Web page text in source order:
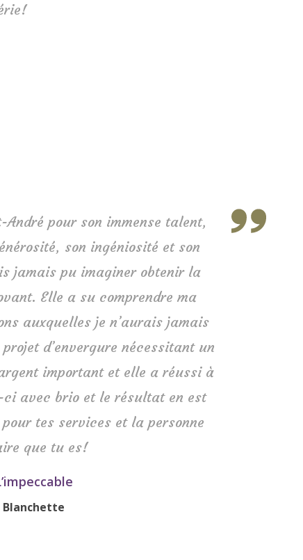
pour son immense talent,
son ingéniosité et son
jamais pu imaginer obtenir la
Elle a su comprendre ma
auxquelles je n’aurais jamais
d’envergure nécessitant un
important et elle a réussi à
avec brio et le résultat en est
tes services et la personne
que tu es!
Blanchette